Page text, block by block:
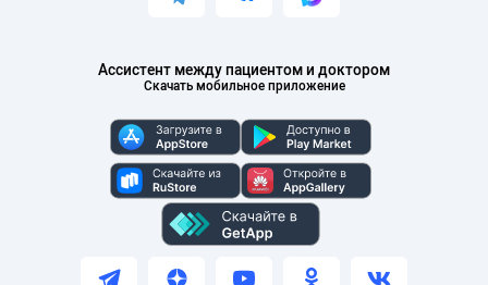
Ассистент между пациентом и доктором
Скачать мобильное приложение